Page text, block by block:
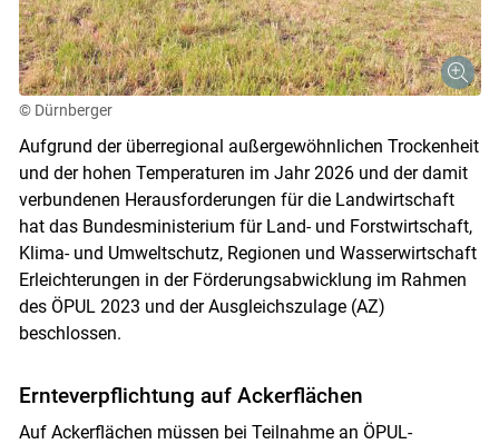
© Dürnberger
Aufgrund der überregional außergewöhnlichen Trockenheit
und der hohen Temperaturen im Jahr 2026 und der damit
verbundenen Herausforderungen für die Landwirtschaft
hat das Bundesministerium für Land- und Forstwirtschaft,
Klima- und Umweltschutz, Regionen und Wasserwirtschaft
Erleichterungen in der Förderungsabwicklung im Rahmen
des ÖPUL 2023 und der Ausgleichszulage (AZ)
beschlossen.
Ernteverpflichtung auf Ackerflächen
Auf Ackerflächen müssen bei Teilnahme an ÖPUL-